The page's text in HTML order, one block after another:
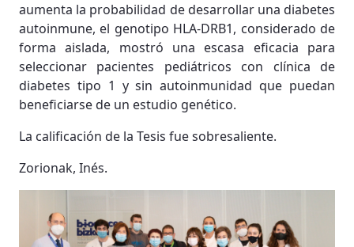
aumenta la probabilidad de desarrollar una diabetes
autoinmune, el genotipo HLA-DRB1, considerado de
forma aislada, mostró una escasa eficacia para
seleccionar pacientes pediátricos con clínica de
diabetes tipo 1 y sin autoinmunidad que puedan
beneficiarse de un estudio genético.
La calificación de la Tesis fue sobresaliente.
Zorionak, Inés.